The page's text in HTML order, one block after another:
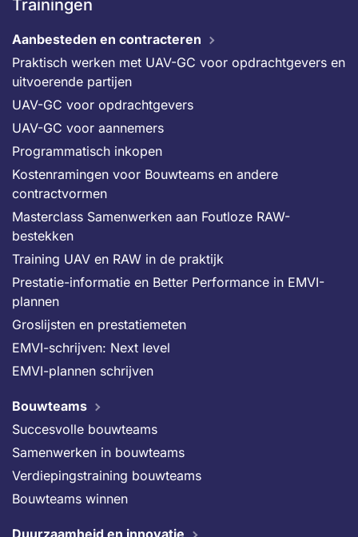
Trainingen
Aanbesteden en contracteren
Praktisch werken met UAV-GC voor opdrachtgevers en
uitvoerende partijen
UAV-GC voor opdrachtgevers
UAV-GC voor aannemers
Programmatisch inkopen
Kostenramingen voor Bouwteams en andere
contractvormen
Masterclass Samenwerken aan Foutloze RAW-
bestekken
Training UAV en RAW in de praktijk
Prestatie-informatie en Better Performance in EMVI-
plannen
Groslijsten en prestatiemeten
EMVI-schrijven: Next level
EMVI-plannen schrijven
Bouwteams
Succesvolle bouwteams
Samenwerken in bouwteams
Verdiepingstraining bouwteams
Bouwteams winnen
Duurzaamheid en innovatie